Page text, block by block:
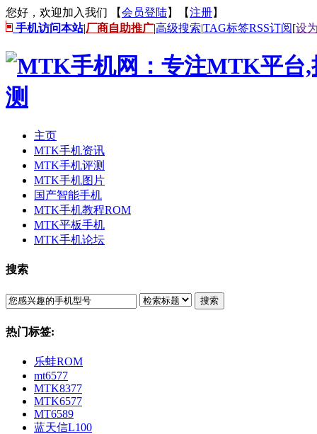
您好，欢迎加入我们 【会员登陆】【注册】
手机访问本站|厂商自助推广|高级搜索|TAG标签RSS订阅[设
主页
MTK手机资讯
MTK手机评测
MTK手机图片
国产智能手机
MTK手机教程ROM
MTK平板手机
MTK手机论坛
搜索
搜索
热门标签:
乐蛙ROM
mt6577
MTK8377
MTK6577
MT6589
蓝天信L100